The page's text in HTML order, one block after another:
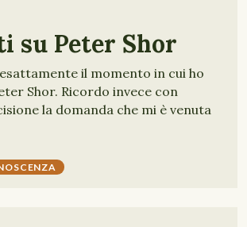
su Peter Shor
il momento in cui ho
Shor. Ricordo invece con
la domanda che mi è venuta